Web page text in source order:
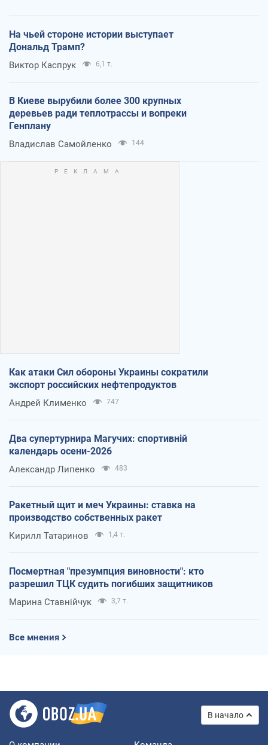
На чьей стороне истории выступает
Дональд Трамп?
Виктор Каспрук 6,1 т.
В Киеве вырубили более 300 крупных
деревьев ради теплотрассы и вопреки
Генплану
Владислав Самойленко 144
Как атаки Сил обороны Украины сократили
экспорт российских нефтепродуктов
Андрей Клименко 747
Два супертурнира Магучих: спортивній
календарь осени-2026
Александр Липенко 483
Ракетный щит и меч Украины: ставка на
производство собственных ракет
Кирилл Татаринов 1,4 т.
Посмертная "презумпция виновности": кто
разрешил ТЦК судить погибших защитников
Марина Ставнійчук 3,7 т.
Все мнения
В начало